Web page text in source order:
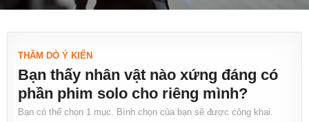
THĂM DÒ Ý KIẾN
Bạn thấy nhân vật nào xứng đáng có
phần phim solo cho riêng mình?
Bạn có thể chọn 1 mục. Bình chọn của bạn sẽ được công khai.